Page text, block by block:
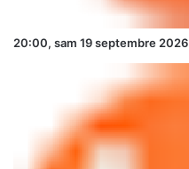
20:00, sam 19 septembre 2026